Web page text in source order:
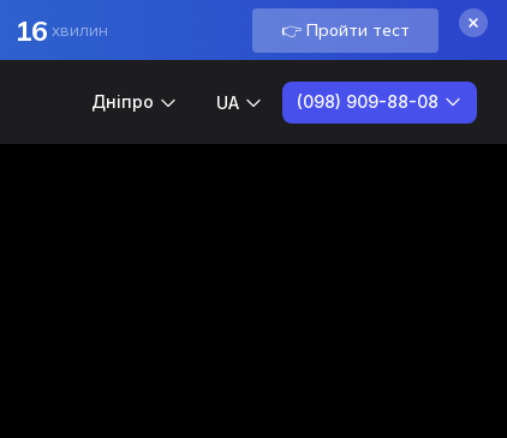
16 хвилин 👉 Пройти тест
Дніпро UA (098) 909-88-08